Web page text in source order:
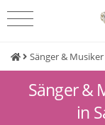
Sänger &
Sänger &
in